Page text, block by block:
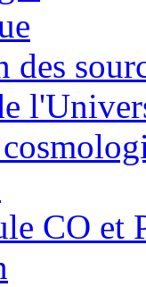
des
CO et